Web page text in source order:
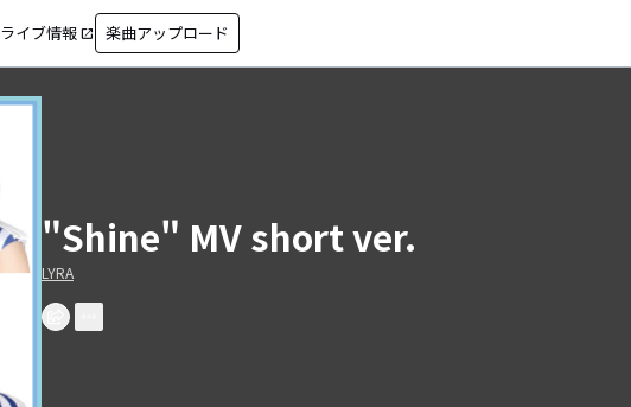
ライブ情報 open_in_new 楽曲アップロード
"Shine" MV short ver.
LYRA